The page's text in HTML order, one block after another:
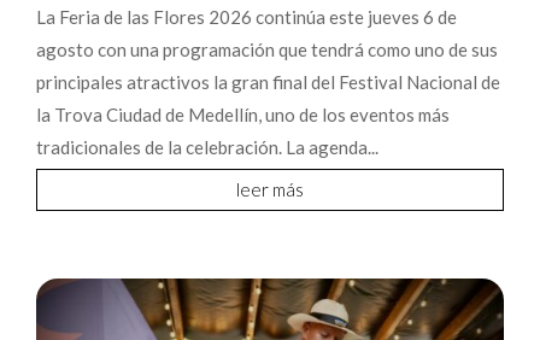
La Feria de las Flores 2026 continúa este jueves 6 de
agosto con una programación que tendrá como uno de sus
principales atractivos la gran final del Festival Nacional de
la Trova Ciudad de Medellín, uno de los eventos más
tradicionales de la celebración. La agenda...
leer más